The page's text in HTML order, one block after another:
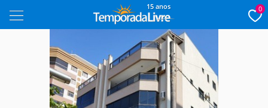
15 anos 0